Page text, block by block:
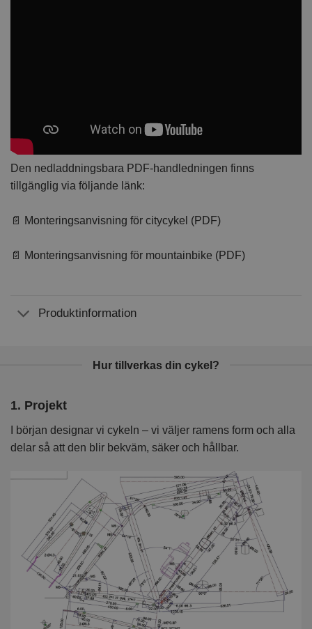
Den nedladdningsbara PDF-handledningen finns
tillgänglig via följande länk:
📄 Monteringsanvisning för citycykel (PDF)
📄 Monteringsanvisning för mountainbike (PDF)
Produktinformation
Hur tillverkas din cykel?
1. Projekt
I början designar vi cykeln – vi väljer ramens form och alla
delar så att den blir bekväm, säker och hållbar.